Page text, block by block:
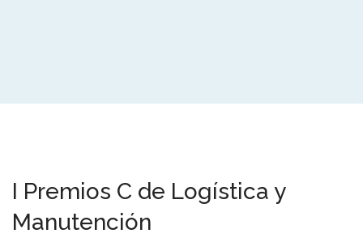
I Premios C de Logística y
Manutención